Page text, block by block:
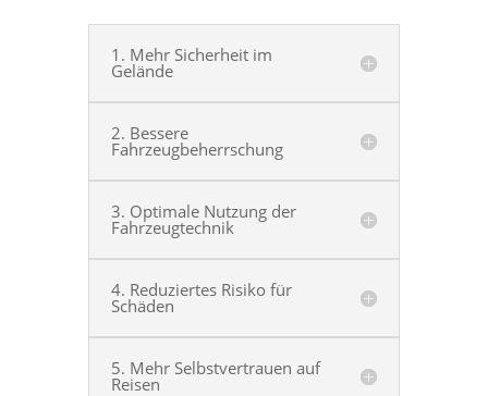
1. Mehr Sicherheit im
Gelände
2. Bessere
Fahrzeugbeherrschung
3. Optimale Nutzung der
Fahrzeugtechnik
4. Reduziertes Risiko für
Schäden
5. Mehr Selbstvertrauen auf
Reisen